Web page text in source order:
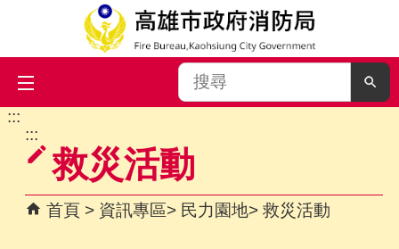
跳到主要內容區塊
搜
尋
:::
:::
救災活動
首頁 資訊專區 民力園地 救災活動